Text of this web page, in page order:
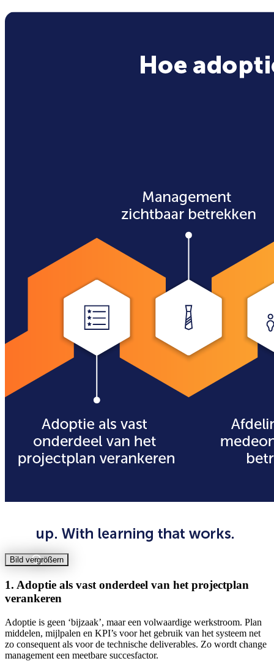
Bild vergrößern
1. Adoptie als vast onderdeel van het projectplan
verankeren
Adoptie is geen ‘bijzaak’, maar een volwaardige werkstroom. Plan
middelen, mijlpalen en KPI’s voor het gebruik van het systeem net
zo consequent als voor de technische deliverables. Zo wordt change
management een meetbare succesfactor.